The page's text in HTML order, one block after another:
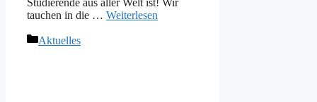
Studierende aus aller Welt ist! Wir
tauchen in die … Weiterlesen
Kategorien
Aktuelles